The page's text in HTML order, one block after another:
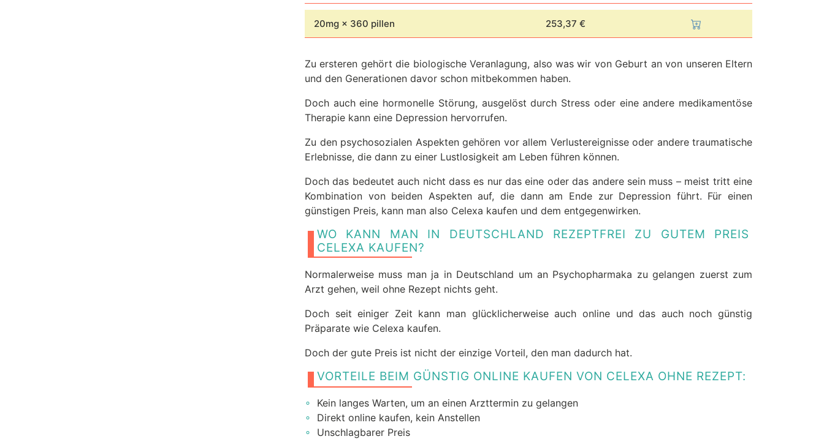
20mg × 360 pillen 253,37 €
Zu ersteren gehört die biologische Veranlagung, also was wir von Geburt an von unseren Eltern
und den Generationen davor schon mitbekommen haben.
Doch auch eine hormonelle Störung, ausgelöst durch Stress oder eine andere medikamentöse
Therapie kann eine Depression hervorrufen.
Zu den psychosozialen Aspekten gehören vor allem Verlustereignisse oder andere traumatische
Erlebnisse, die dann zu einer Lustlosigkeit am Leben führen können.
Doch das bedeutet auch nicht dass es nur das eine oder das andere sein muss – meist tritt eine
Kombination von beiden Aspekten auf, die dann am Ende zur Depression führt. Für einen
günstigen Preis, kann man also Celexa kaufen und dem entgegenwirken.
WO KANN MAN IN DEUTSCHLAND REZEPTFREI ZU GUTEM PREIS
CELEXA KAUFEN?
Normalerweise muss man ja in Deutschland um an Psychopharmaka zu gelangen zuerst zum
Arzt gehen, weil ohne Rezept nichts geht.
Doch seit einiger Zeit kann man glücklicherweise auch online und das auch noch günstig
Präparate wie Celexa kaufen.
Doch der gute Preis ist nicht der einzige Vorteil, den man dadurch hat.
VORTEILE BEIM GÜNSTIG ONLINE KAUFEN VON CELEXA OHNE REZEPT:
Kein langes Warten, um an einen Arzttermin zu gelangen
Direkt online kaufen, kein Anstellen
Unschlagbarer Preis